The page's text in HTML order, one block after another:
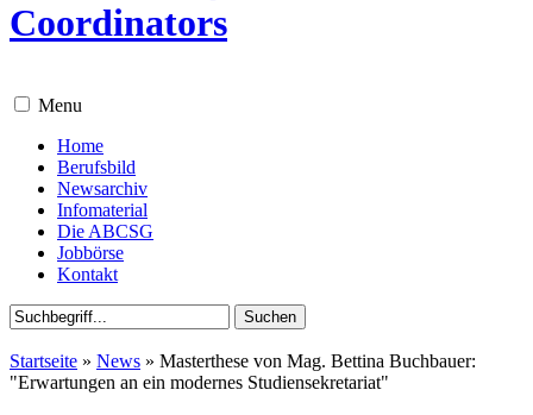
Coordinators
Menu
Home
Berufsbild
Newsarchiv
Infomaterial
Die ABCSG
Jobbörse
Kontakt
Startseite » News » Masterthese von Mag. Bettina Buchbauer:
"Erwartungen an ein modernes Studiensekretariat"